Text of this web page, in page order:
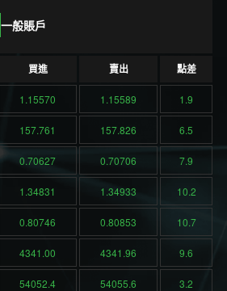
一般賬戶
買進 賣出 點差
1.15570 1.15589 1.9
157.761 157.826 6.5
0.70627 0.70706 7.9
1.34831 1.34933 10.2
0.80746 0.80853 10.7
4341.00 4341.96 9.6
54052.4 54055.6 3.2